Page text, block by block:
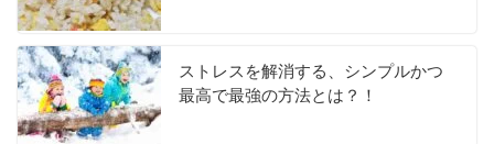
ストレスを解消する、シンプルかつ
最高で最強の方法とは？！